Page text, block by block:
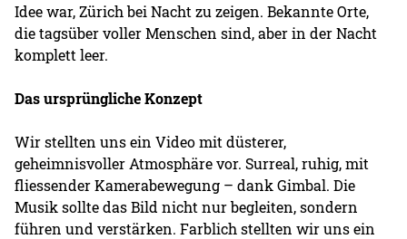
Idee war, Zürich bei Nacht zu zeigen. Bekannte Orte,
die tagsüber voller Menschen sind, aber in der Nacht
komplett leer.
Das ursprüngliche Konzept
Wir stellten uns ein Video mit düsterer,
geheimnisvoller Atmosphäre vor. Surreal, ruhig, mit
fliessender Kamerabewegung – dank Gimbal. Die
Musik sollte das Bild nicht nur begleiten, sondern
führen und verstärken. Farblich stellten wir uns ein